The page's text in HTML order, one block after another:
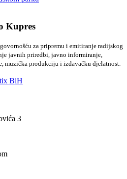
Kupres
za pripremu i emitiranje radijskog
javnih priredbi, javno informiranje,
muzička produkciju i izdavačku djelatnost.
BiH
3